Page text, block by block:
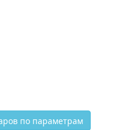
по параметрам